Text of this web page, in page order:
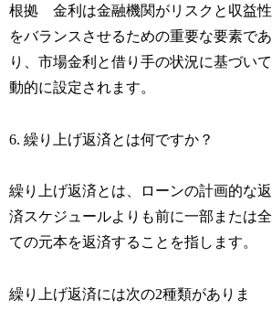
根拠 金利は金融機関がリスクと収益性
をバランスさせるための重要な要素であ
り、市場金利と借り手の状況に基づいて
動的に設定されます。
6. 繰り上げ返済とは何ですか？
繰り上げ返済とは、ローンの計画的な返
済スケジュールよりも前に一部または全
ての元本を返済することを指します。
繰り上げ返済には次の2種類がありま